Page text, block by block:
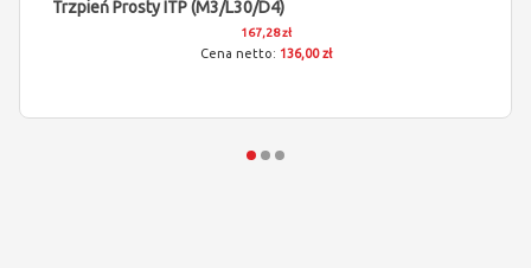
Trzpień Prosty ITP (M3/L30/D4)
167,28 zł
136,00 zł